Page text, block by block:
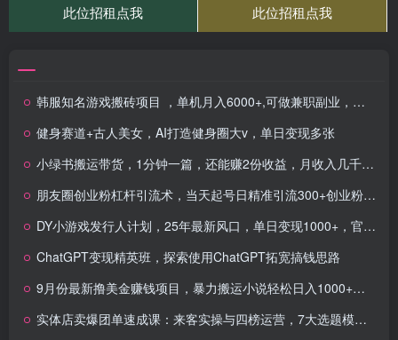
韩服知名游戏搬砖项目 ，单机月入6000+,可做兼职副业，小白闭眼入
健身赛道+古人美女，AI打造健身圈大v，单日变现多张
小绿书搬运带货，1分钟一篇，还能赚2份收益，月收入几千上万
朋友圈创业粉杠杆引流术，当天起号日精准引流300+创业粉，变现稳定，放大操作无上限
DY小游戏发行人计划，25年最新风口，单日变现1000+，官方 直接打款，新…
ChatGPT变现精英班，探索使用ChatGPT拓宽搞钱思路
9月份最新撸美金赚钱项目，暴力搬运小说轻松日入1000+，简单好复制可以…
实体店卖爆团单速成课：来客实操与四榜运营，7大选题模板精准引流